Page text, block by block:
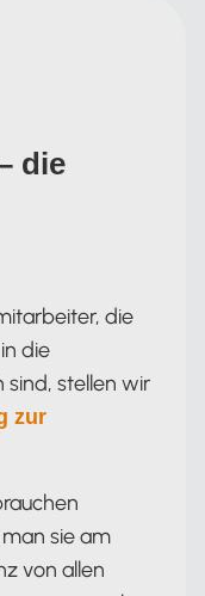
die
die
die
stellen wir
zur
sie am
von allen